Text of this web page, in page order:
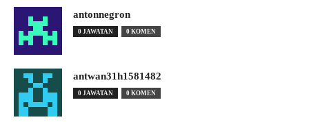
antonnegron
0 JAWATAN 0 KOMEN
antwan31h1581482
0 JAWATAN 0 KOMEN